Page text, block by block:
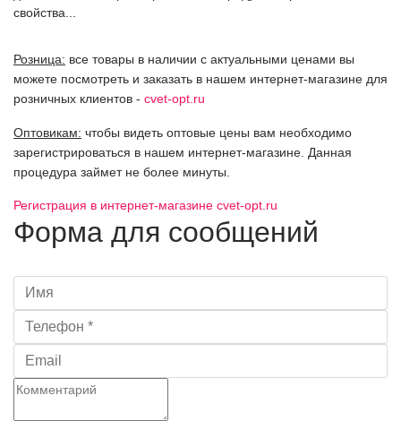
свойства...
Розница: все товары в наличии с актуальными ценами вы
можете посмотреть и заказать в нашем интернет-магазине для
розничных клиентов - cvet-opt.ru
Оптовикам: чтобы видеть оптовые цены вам необходимо
зарегистрироваться в нашем интернет-магазине. Данная
процедура займет не более минуты.
Регистрация в интернет-магазине cvet-opt.ru
Форма для сообщений